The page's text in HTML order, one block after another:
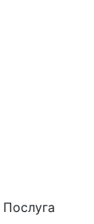
Послуга